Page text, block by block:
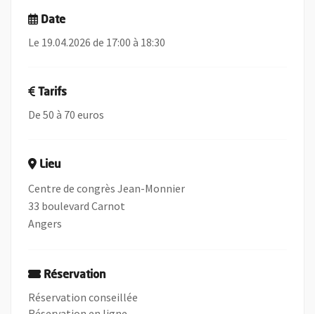
Date
Le 19.04.2026 de 17:00 à 18:30
Tarifs
De 50 à 70 euros
Lieu
Centre de congrès Jean-Monnier
33 boulevard Carnot
Angers
Réservation
Réservation conseillée